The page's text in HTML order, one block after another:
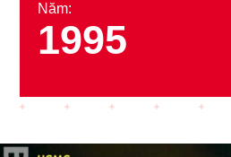
Năm:
1995